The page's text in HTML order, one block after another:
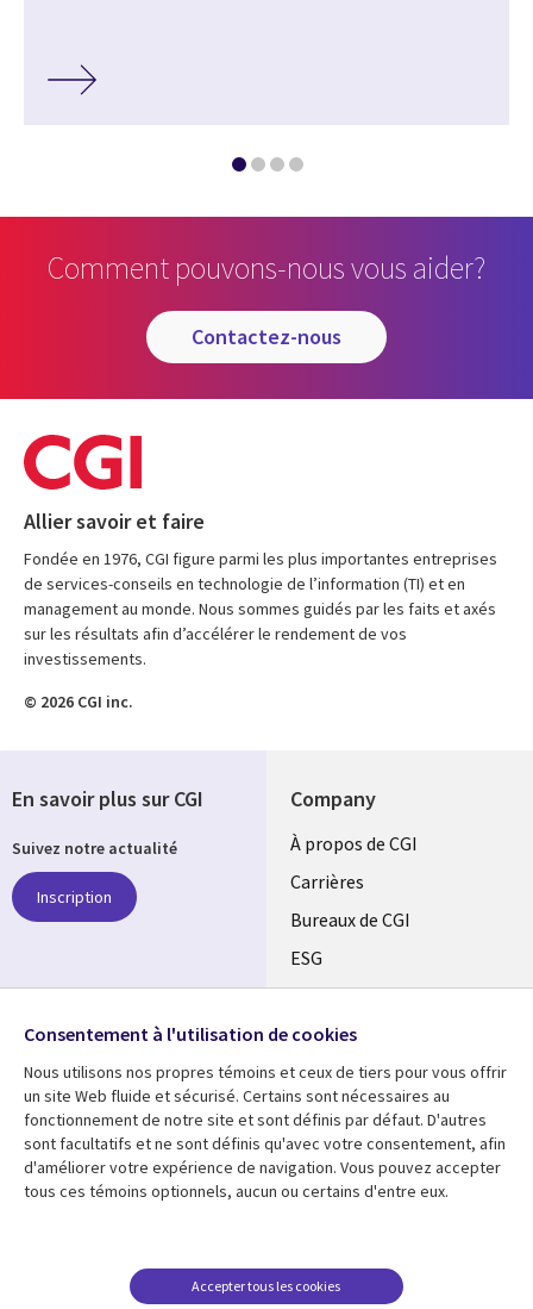
Comment pouvons-nous vous aider?
contactez-nous
Allier savoir et faire
Fondée en 1976, CGI figure parmi les plus importantes entreprises
de services-conseils en technologie de l’information (TI) et en
management au monde. Nous sommes guidés par les faits et axés
sur les résultats afin d’accélérer le rendement de vos
investissements.
© 2026 CGI inc.
Company
Useful
links
CANADA
FR
À propos de CGI
Carrières
Bureaux de CGI
ESG
Alliances
Ressources
Library
CANADA
Articles
Communiqués
Support
Legal
FR
Restrictions et
Confidentialité
En savoir plus sur CGI
Suivez notre actualité
Inscription
Media
CANADA
Consentement à l'utilisation de cookies
Nous utilisons nos propres témoins et ceux de tiers pour vous offrir
un site Web fluide et sécurisé. Certains sont nécessaires au
fonctionnement de notre site et sont définis par défaut. D'autres
sont facultatifs et ne sont définis qu'avec votre consentement, afin
d'améliorer votre expérience de navigation. Vous pouvez accepter
tous ces témoins optionnels, aucun ou certains d'entre eux.
Accepter tous les cookies